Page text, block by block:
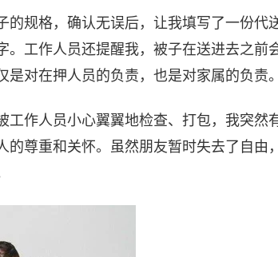
规格，确认无误后，让我填写了一份代
工作人员还提醒我，被子在送进去之前
对在押人员的负责，也是对家属的负责。
作人员小心翼翼地检查、打包，我突然
尊重和关怀。虽然朋友暂时失去了自由